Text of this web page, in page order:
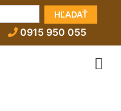
HĽADAŤ
0915 950 055